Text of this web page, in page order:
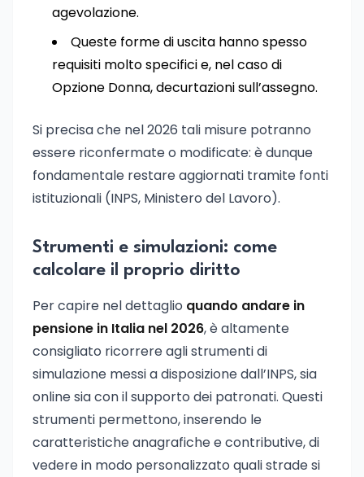
agevolazione.
Queste forme di uscita hanno spesso
requisiti molto specifici e, nel caso di
Opzione Donna, decurtazioni sull’assegno.
Si precisa che nel 2026 tali misure potranno
essere riconfermate o modificate: è dunque
fondamentale restare aggiornati tramite fonti
istituzionali (INPS, Ministero del Lavoro).
Strumenti e simulazioni: come
calcolare il proprio diritto
Per capire nel dettaglio quando andare in
pensione in Italia nel 2026, è altamente
consigliato ricorrere agli strumenti di
simulazione messi a disposizione dall’INPS, sia
online sia con il supporto dei patronati. Questi
strumenti permettono, inserendo le
caratteristiche anagrafiche e contributive, di
vedere in modo personalizzato quali strade si